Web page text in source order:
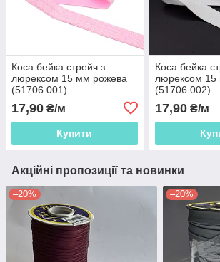
Коса бейка стрейч з
люрексом 15 мм рожева
(51706.001)
17,90 ₴/м
Купити
Коса бейка
люрексом 15
(51706.002)
17,90₴/м
Акційні пропозиції та новинки
–20% –20%